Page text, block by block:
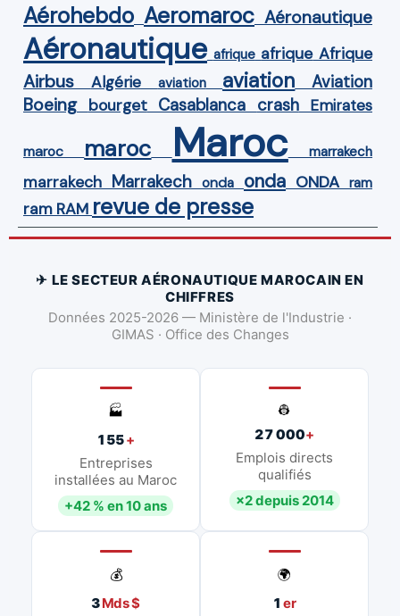
Aérohebdo Aeromaroc Aéronautique
Aéronautique afrique afrique Afrique
Airbus Algérie aviation aviation Aviation
Boeing bourget Casablanca crash Emirates
maroc maroc Maroc marrakech
marrakech Marrakech onda onda ONDA ram
ram RAM revue de presse
✈ LE SECTEUR AÉRONAUTIQUE MAROCAIN EN
CHIFFRES
Données 2025-2026 — Ministère de l'Industrie ·
GIMAS · Office des Changes
🏭
155+
Entreprises
installées au Maroc
+42 % en 10 ans
👷
27 000+
Emplois directs
qualifiés
×2 depuis 2014
💰
3Mds $
🌍
1 er